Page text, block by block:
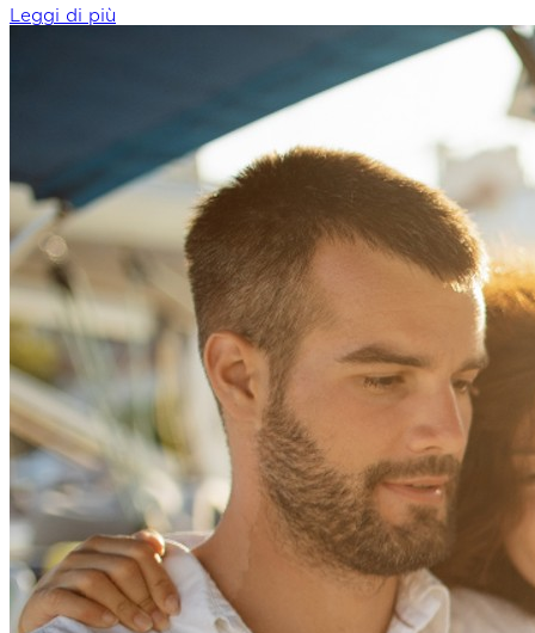
Leggi di più